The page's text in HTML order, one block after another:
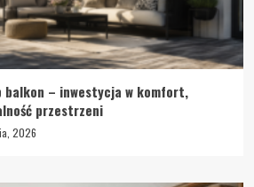
balkon – inwestycja w komfort,
przestrzeni
2026